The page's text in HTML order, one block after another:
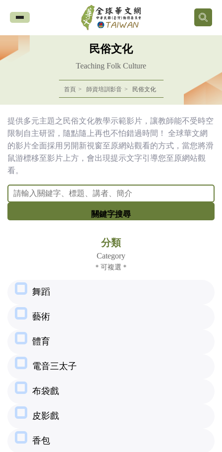
全
球
華
網
中
華
民
國
僑
務
委
員
會
民俗文化
Teaching Folk Culture
首頁 師資培訓影音 民俗文化
提供多元主題之民俗文化教學示範影片，讓教師能不受時空
限制自主研習，隨點隨上再也不怕錯過時間！ 全球華文網
的影片全面採用另開新視窗至原網站觀看的方式，當您將滑
鼠游標移至影片上方，會出現提示文字引導您至原網站觀
看。
關鍵字搜尋
分類
Category
＊可複選＊
舞蹈
藝術
體育
電音三太子
布袋戲
皮影戲
香包